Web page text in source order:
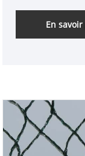
une
commerce,
En